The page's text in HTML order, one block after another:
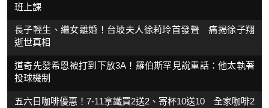
班上課
長子輕生、繼女離婚！台玻夫人徐莉玲首發聲 痛揭徐子翔
逝世真相
道奇先發希恩被打到下放3A！羅伯斯罕見說重話：他太執著
投球機制
五六日咖啡優惠！7-11拿鐵買2送2、寄杯10送10 全家咖啡2